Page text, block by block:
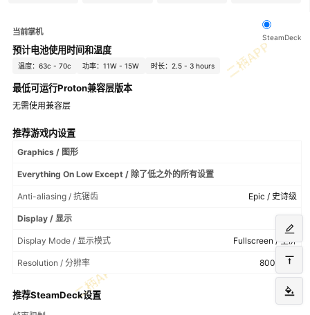
当前掌机
SteamDeck
预计电池使用时间和温度
温度：63c - 70c 功率：11W - 15W 时长：2.5 - 3 hours
最低可运行Proton兼容层版本
无需使用兼容层
推荐游戏内设置
Graphics / 图形
Everything On Low Except / 除了低之外的所有设置
Anti-aliasing / 抗锯齿 Epic / 史诗级
Display / 显示
Display Mode / 显示模式 Fullscreen / 全屏
Resolution / 分辨率 800x500
推荐SteamDeck设置